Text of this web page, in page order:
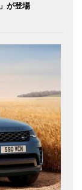
が登場